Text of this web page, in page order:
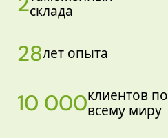
склада
28лет опыта
10 000клиентов по
всему миру